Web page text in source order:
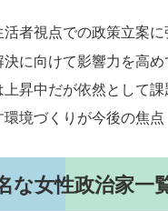
者視点での政策立案に
に向けて影響力を高め
昇中だが依然として課
境づくりが今後の焦点
な女性政治家一